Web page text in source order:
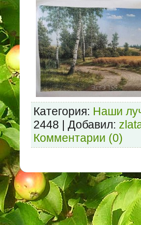
Категория: Наши
2448 | Добавил:
Комментарии (0)